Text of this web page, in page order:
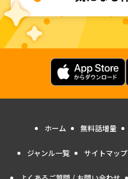
ホーム 無料話増量
ジャンル一覧 サイトマップ